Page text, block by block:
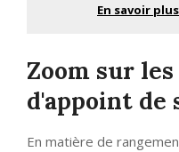
En savoir
Zoom sur
d'appoint de
En matière de